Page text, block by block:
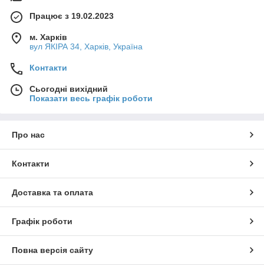
Працює з 19.02.2023
м. Харків
вул ЯКІРА 34, Харків, Україна
Контакти
Сьогодні вихідний
Показати весь графік роботи
Про нас
Контакти
Доставка та оплата
Графік роботи
Повна версія сайту